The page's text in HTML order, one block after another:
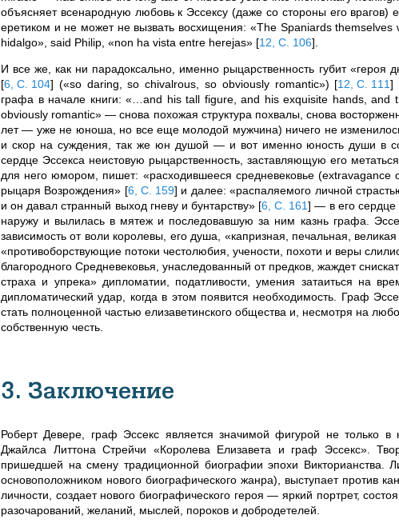
объясняет всенародную любовь к Эссексу (даже со стороны его
еретиком и не может не вызвать восхищения: «The Spaniards
hidalgo», said Philip, «non ha vista entre herejas» [12, С. 106]
И все же, как ни парадоксально, именно рыцарственность губит «героя
[6, С. 104] («so daring, so chivalrous, so obviously romantic») [12, С. 111]
графа в начале книги: «…and his tall figure, and his exquisite hands,
obviously romantic» — снова похожая структура похвалы, снова
лет — уже не юноша, но все еще молодой мужчина) ничего не
и скор на суждения, так же юн душой — и вот именно юность души в
сердце Эссекса неистовую рыцарственность, заставляющую его
для него юмором, пишет: «расходившееся средневековье
рыцаря Возрождения» [6, С. 159] и далее: «распаляемого личной
и он давал странный выход гневу и бунтарству» [6, С. 161] — в его сердце
наружу и вылилась в мятеж и последовавшую за ним казнь графа.
зависимость от воли королевы, его душа, «капризная, печальная,
«противоборствующие потоки честолюбия, учености, похоти и веры
благородного Средневековья, унаследованный от предков, жаждет
страха и упрека» дипломатии, податливости, умения затаиться на
дипломатический удар, когда в этом появится необходимость. Граф
стать полноценной частью елизаветинского общества и, несмотря на
собственную честь.
3. Заключение
Роберт Девере, граф Эссекс является значимой фигурой не только в
Джайлса Литтона Стрейчи «Королева Елизавета и граф Эссекс».
пришедшей на смену традиционной биографии эпохи Викторианства.
основоположником нового биографического жанра), выступает против
личности, создает нового биографического героя — яркий портрет,
разочарований, желаний, мыслей, пороков и добродетелей.